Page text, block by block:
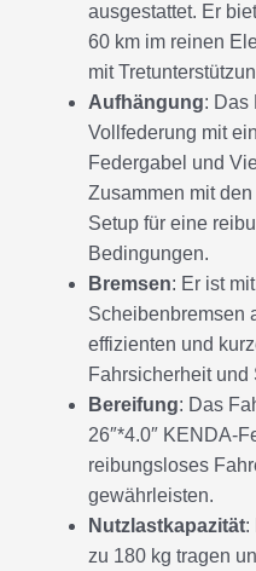
ausgestattet. Er
60 km im reinen
mit
Aufhängung: Das
Vollfederung mit
Federgabel und
Zusammen mit
Setup für eine
Bedingungen.
Bremsen: Er ist
Scheibenbremsen
effizienten und
Fahrsicherheit und
Bereifung: Das
26″*4.0″ KENDA-
reibungsloses
gewährleisten.
Nutzlastkapazität:
zu 180 kg tragen